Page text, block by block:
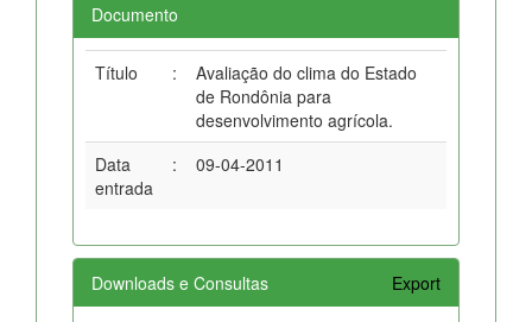
Documento
Título :
Avaliação do clima do Estado
de Rondônia para
desenvolvimento agrícola.
Data
entrada
: 09-04-2011
Downloads e Consultas Export